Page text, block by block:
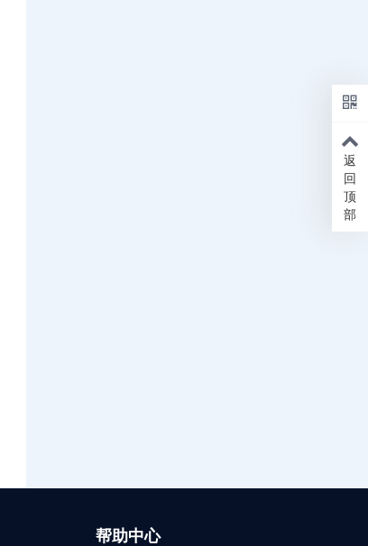
帮助中心
返
回
顶
部